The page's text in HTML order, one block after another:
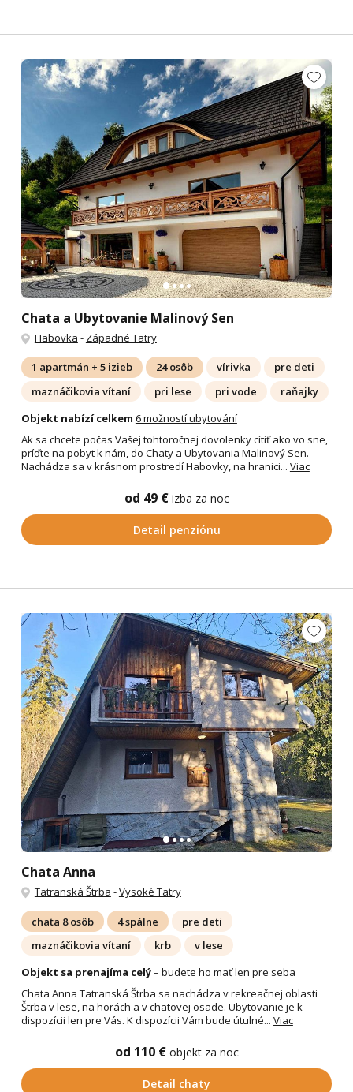
Chata a Ubytovanie Malinový Sen
Habovka - Západné Tatry
1 apartmán + 5 izieb 24 osôb vírivka
pre deti
maznáčikovia vítaní
pri lese pri vode
raňajky
Objekt nabízí celkem 6 možností ubytování
Ak sa chcete počas Vašej tohtoročnej dovolenky cítiť ako vo sne,
príďte na pobyt k nám, do Chaty a Ubytovania Malinový Sen.
Nachádza sa v krásnom prostredí Habovky, na hranici... Viac
od 49 € izba za noc
Detail penziónu
Chata Anna
Tatranská Štrba -Vysoké Tatry
chata 8 osôb 4 spálne
pre deti
maznáčikovia vítaní
krb
v lese
Objekt sa prenajíma celý– budete ho mať len pre seba
Chata Anna Tatranská Štrba sa nachádza v rekreačnej oblasti
Štrba v lese, na horách a v chatovej osade. Ubytovanie je k
dispozícii len pre Vás. K dispozícii Vám bude útulné... Viac
od 110 € objekt za noc
Detail chaty